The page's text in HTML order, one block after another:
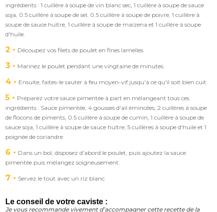
ingrédients : 1 cuillère à soupe de vin blanc sec, 1 cuillère à soupe de sauce
soja, 0.5 cuillère à soupe de sel, 0.5 cuillère à soupe de poivre, 1 cuillère à
soupe de sauce huître, 1 cuillère à soupe de maïzena et 1 cuillère à soupe
d'huile.
2 Découpez vos filets de poulet en fines lamelles
3 Marinez le poulet pendant une vingtaine de minutes.
4 Ensuite, faites-le sauter à feu moyen-vif jusqu'à ce qu'il soit bien cuit.
5
Préparez votre sauce pimentée à part en mélangeant tous ces
ingrédients : Sauce pimentée, 4 gousses d'ail émincées, 2 cuillères à soupe
de flocons de piments, 0.5 cuillère à soupe de cumin, 1 cuillère à soupe de
sauce soja, 1 cuillère à soupe de sauce huître, 5 cuillères à soupe d'huile et 1
poignée de coriandre
6
Dans un bol, disposez d'abord le poulet, puis ajoutez la sauce
pimentée puis mélangez soigneusement.
7 Servez le tout avec un riz blanc
Le conseil de votre caviste :
Je vous recommande vivement d’accompagner cette recette de la